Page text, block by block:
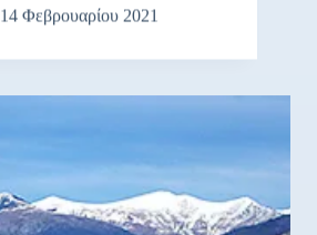
14 Φεβρουαρίου 2021